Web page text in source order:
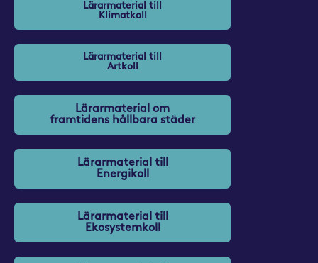
Lärarmaterial till
Klimatkoll
Lärarmaterial till
Artkoll
Lärarmaterial om
framtidens hållbara städer
Lärarmaterial till
Energikoll
Lärarmaterial till
Ekosystemkoll